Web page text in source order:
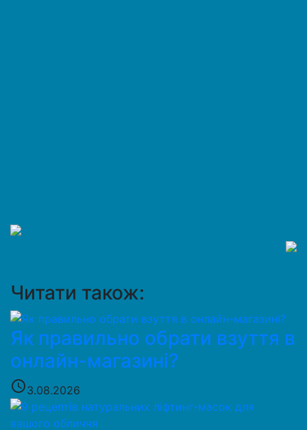
Читати також:
Як правильно обрати взуття в
онлайн-магазині?
access_time3.08.2026